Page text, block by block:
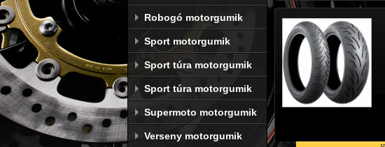
Robogó motorgumik
Sport motorgumik
Sport túra motorgumik
Sport túra motorgumik
Supermoto motorgumik
Verseny motorgumik